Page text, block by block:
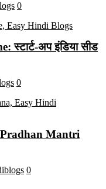
0
स्टार्ट-अप इंडिया सीड
0
| Pradhan Mantri
0